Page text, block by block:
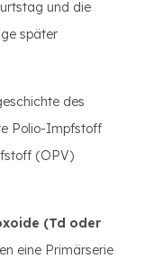
und die
später
des
Polio-Impfstoff
(OPV)
(Td oder
eine Primärserie